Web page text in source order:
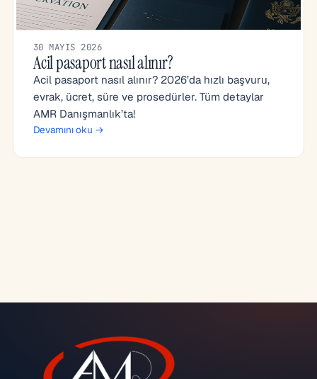
30 MAYIS 2026
Acil pasaport nasıl alınır?
Acil pasaport nasıl alınır? 2026’da hızlı başvuru,
evrak, ücret, süre ve prosedürler. Tüm detaylar
AMR Danışmanlık’ta!
Devamını oku →